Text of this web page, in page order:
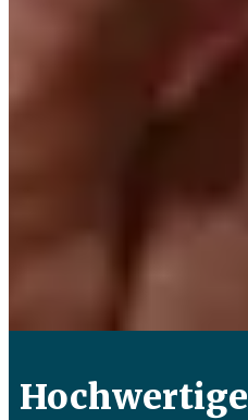
Hochwertige